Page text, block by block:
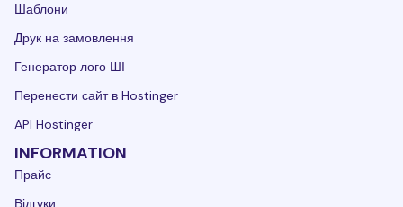
Шаблони
Друк на замовлення
Генератор лого ШІ
Перенести сайт в Hostinger
API Hostinger
INFORMATION
Прайс
Відгуки